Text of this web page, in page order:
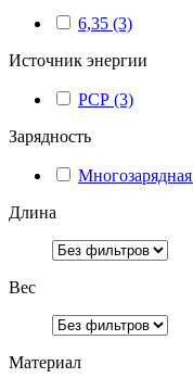
6,35 (3)
Источник энергии
РСР (3)
Зарядность
Многозарядная
Длина
Вес
Материал